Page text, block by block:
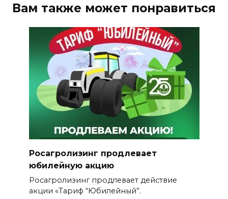
Вам также может понравиться
Росагролизинг продлевает
юбилейную акцию
Росагролизинг продлевает действие
акции «Тариф “Юбилейный”.